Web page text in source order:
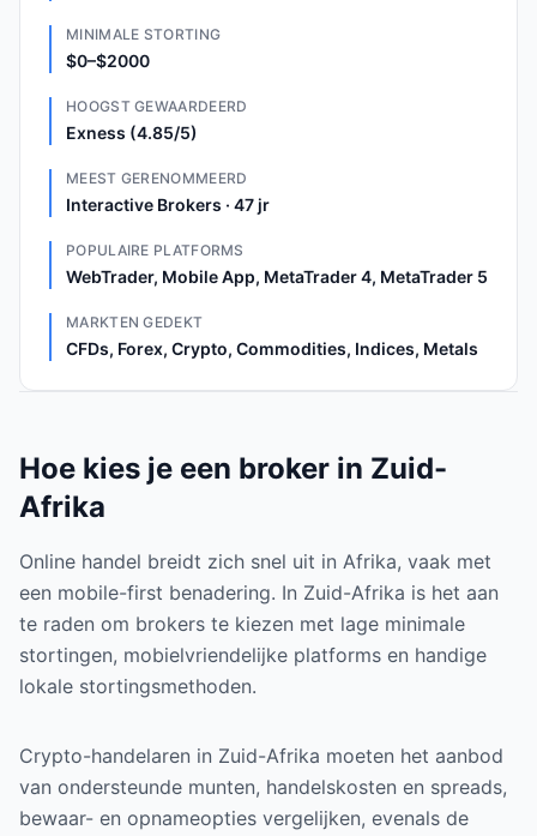
MINIMALE STORTING
$0–$2000
HOOGST GEWAARDEERD
Exness (4.85/5)
MEEST GERENOMMEERD
Interactive Brokers · 47 jr
POPULAIRE PLATFORMS
WebTrader, Mobile App, MetaTrader 4, MetaTrader 5
MARKTEN GEDEKT
CFDs, Forex, Crypto, Commodities, Indices, Metals
Hoe kies je een broker in Zuid-
Afrika
Online handel breidt zich snel uit in Afrika, vaak met
een mobile-first benadering. In Zuid-Afrika is het aan
te raden om brokers te kiezen met lage minimale
stortingen, mobielvriendelijke platforms en handige
lokale stortingsmethoden.
Crypto-handelaren in Zuid-Afrika moeten het aanbod
van ondersteunde munten, handelskosten en spreads,
bewaar- en opnameopties vergelijken, evenals de